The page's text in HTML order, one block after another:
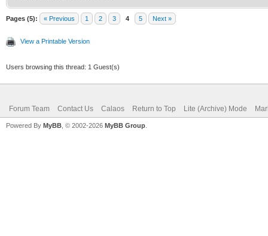
Pages (5): « Previous 1 2 3 4 5 Next »
View a Printable Version
Users browsing this thread: 1 Guest(s)
Forum Team Contact Us Calaos Return to Top Lite (Archive) Mode
Powered By MyBB , © 2002-2026 MyBB Group